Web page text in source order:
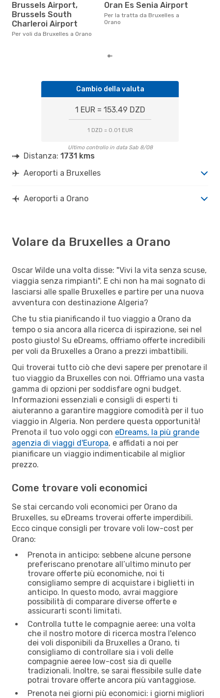
Brussels Airport,
Brussels South
Charleroi Airport
Per voli da Bruxelles a Orano
Oran Es Senia Airport
Per la tratta da Bruxelles a
Orano
Cambio della valuta
1 EUR = 153.49 DZD
1 DZD = 0.01 EUR
Ultimo controllo in data Sab 8/08
Distanza: 1731 kms
Aeroporti a Bruxelles
Aeroporti a Orano
Volare da Bruxelles a Orano
Oscar Wilde una volta disse: "Vivi la vita senza scuse,
viaggia senza rimpianti". E chi non ha mai sognato di
lasciarsi alle spalle Bruxelles e partire per una nuova
avventura con destinazione Algeria?
Che tu stia pianificando il tuo viaggio a Orano da
tempo o sia ancora alla ricerca di ispirazione, sei nel
posto giusto! Su eDreams, offriamo offerte incredibili
per voli da Bruxelles a Orano a prezzi imbattibili.
Qui troverai tutto ciò che devi sapere per prenotare il
tuo viaggio da Bruxelles con noi. Offriamo una vasta
gamma di opzioni per soddisfare ogni budget.
Informazioni essenziali e consigli di esperti ti
aiuteranno a garantire maggiore comodità per il tuo
viaggio in Algeria. Non perdere questa opportunità!
Prenota il tuo volo oggi con eDreams, la più grande
agenzia di viaggi d'Europa, e affidati a noi per
pianificare un viaggio indimenticabile al miglior
prezzo.
Come trovare voli economici
Se stai cercando voli economici per Orano da
Bruxelles, su eDreams troverai offerte imperdibili.
Ecco cinque consigli per trovare voli low-cost per
Orano:
Prenota in anticipo: sebbene alcune persone
preferiscano prenotare all’ultimo minuto per
trovare offerte più economiche, noi ti
consigliamo sempre di acquistare i biglietti in
anticipo. In questo modo, avrai maggiore
possibilità di comparare diverse offerte e
assicurarti sconti limitati.
Controlla tutte le compagnie aeree: una volta
che il nostro motore di ricerca mostra l'elenco
dei voli disponibili da Bruxelles a Orano, ti
consigliamo di controllare sia i voli delle
compagnie aeree low-cost sia di quelle
tradizionali. Inoltre, se sarai flessibile sulle date
potrai trovare offerte ancora più vantaggiose.
Prenota nei giorni più economici: i giorni migliori